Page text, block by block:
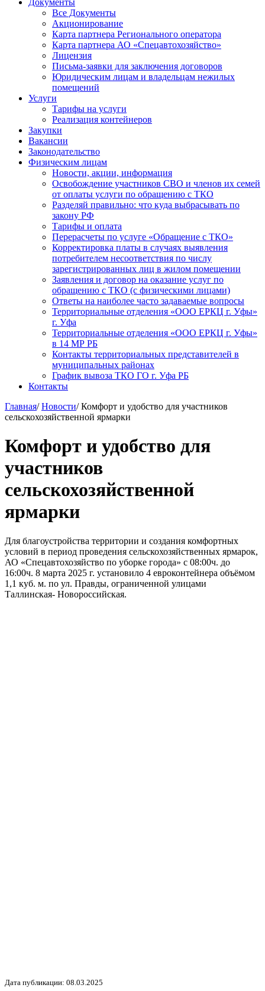
Все Документы
Акционирование
Карта партнера Регионального оператора
Карта партнера АО «Спецавтохозяйство»
Лицензия
Письма-заявки для заключения договоров
Юридическим лицам и владельцам нежилых
помещений
Услуги
Тарифы на услуги
Реализация контейнеров
Закупки
Вакансии
Законодательство
Физическим лицам
Новости, акции, информация
Освобождение участников СВО и членов их семей
от оплаты услуги по обращению с ТКО
Разделяй правильно: что куда выбрасывать по
закону РФ
Тарифы и оплата
Перерасчеты по услуге «Обращение с ТКО»
Корректировка платы в случаях выявления
потребителем несоответствия по числу
зарегистрированных лиц в жилом помещении
Заявления и договор на оказание услуг по
обращению с ТКО (с физическими лицами)
Ответы на наиболее часто задаваемые вопросы
Территориальные отделения «ООО ЕРКЦ г. Уфы»
г. Уфа
Территориальные отделения «ООО ЕРКЦ г. Уфы»
в 14 МР РБ
Контакты территориальных представителей в
муниципальных районах
График вывоза ТКО ГО г. Уфа РБ
Контакты
Главная/ Новости/ Комфорт и удобство для участников
сельскохозяйственной ярмарки
Комфорт и удобство для
участников
сельскохозяйственной
ярмарки
Для благоустройства территории и создания комфортных
условий в период проведения сельскохозяйственных ярмарок,
АО «Спецавтохозяйство по уборке города» с 08:00ч. до
16:00ч. 8 марта 2025 г. установило 4 евроконтейнера объёмом
1,1 куб. м. по ул. Правды, ограниченной улицами
Таллинская- Новороссийская.
Дата публикации: 08.03.2025